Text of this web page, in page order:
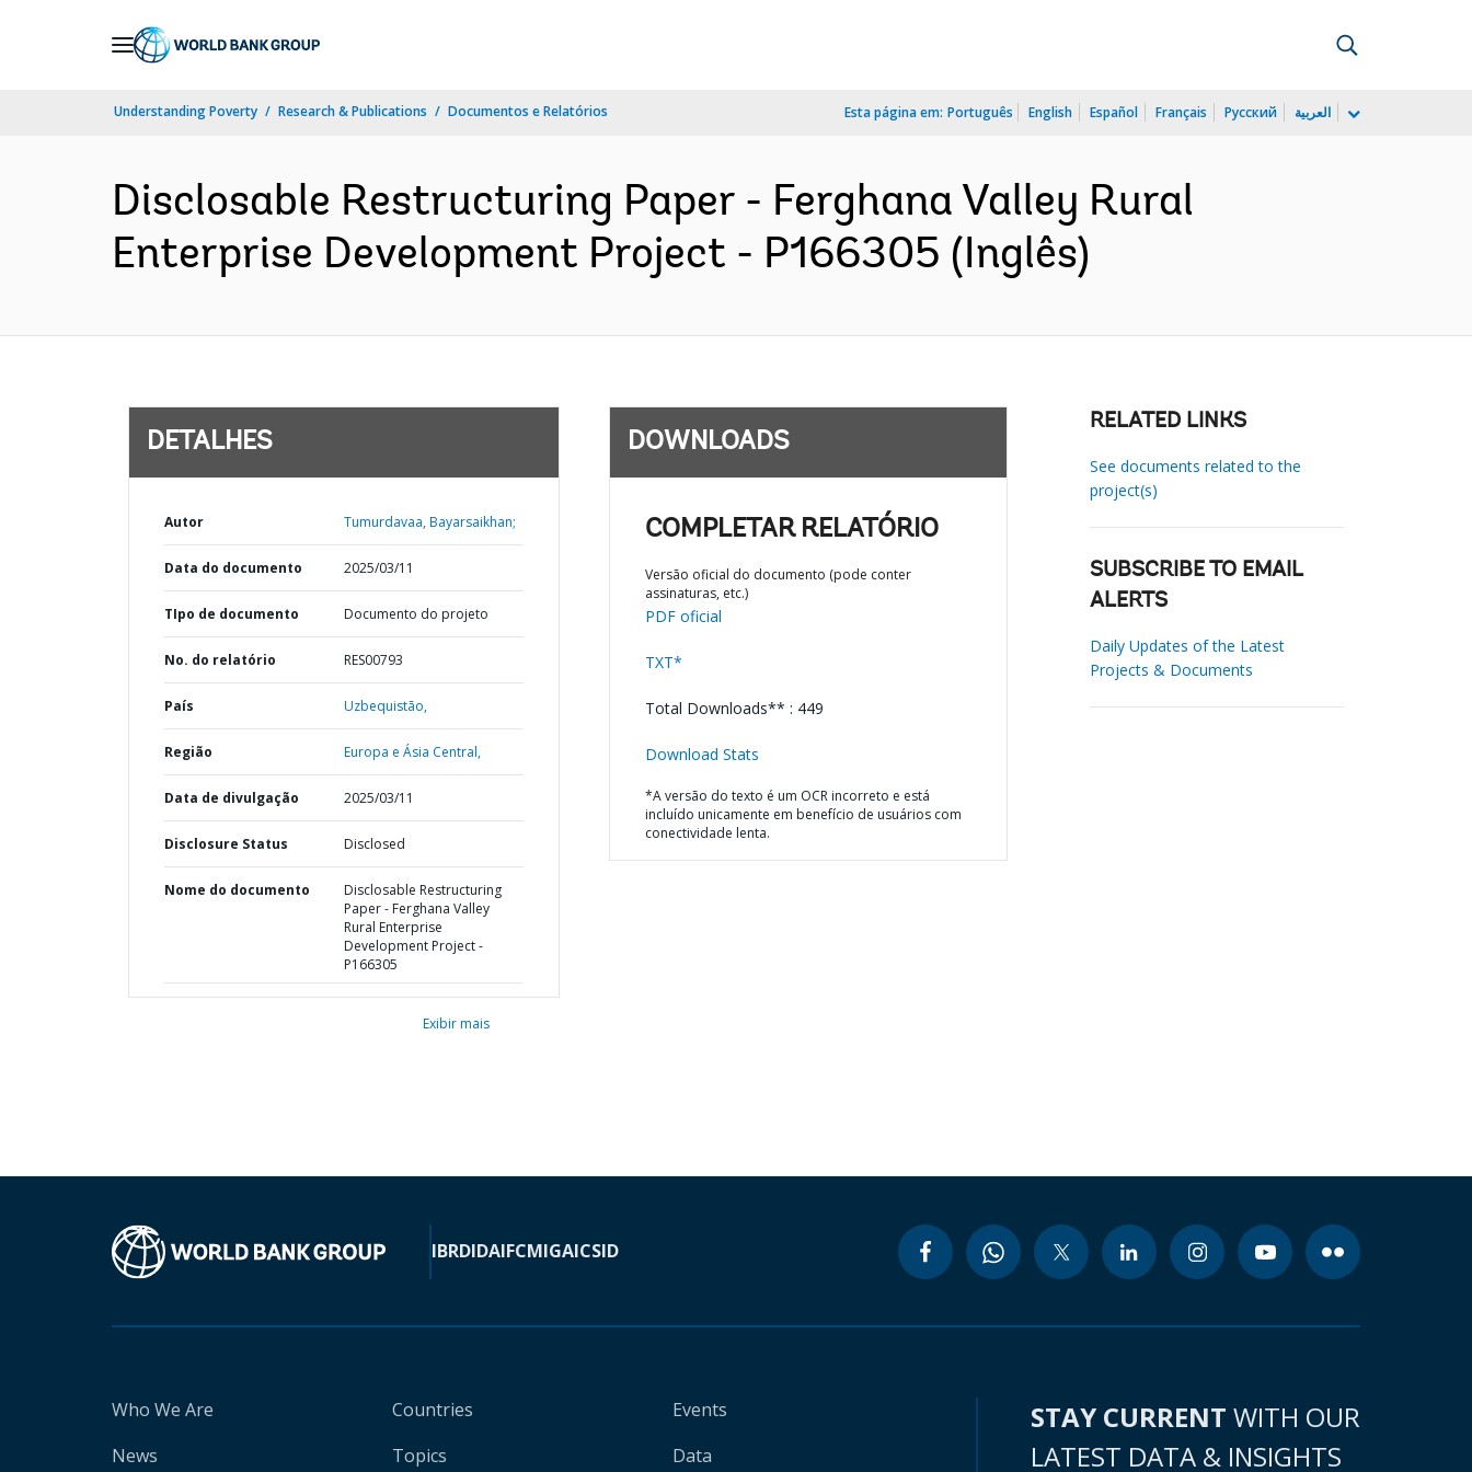
Understanding Poverty Research & Publications Documentos e Relatórios Esta página em: Português English Español Français Русский العربية
Disclosable Restructuring Paper - Ferghana Valley Rural
Enterprise Development Project - P166305 (Inglês)
DETALHES
Autor Tumurdavaa, Bayarsaikhan;
Data do documento 2025/03/11
TIpo de documento Documento do projeto
No. do relatório RES00793
País Uzbequistão,
Região Europa e Ásia Central,
Data de divulgação 2025/03/11
Disclosure Status Disclosed
Nome do documento
Disclosable Restructuring
Paper - Ferghana Valley
Rural Enterprise
Development Project -
P166305
Exibir mais
DOWNLOADS
COMPLETAR RELATÓRIO
Versão oficial do documento (pode conter
assinaturas, etc.)
PDF oficial
TXT*
Total Downloads** : 449
Download Stats
*A versão do texto é um OCR incorreto e está
incluído unicamente em benefício de usuários com
conectividade lenta.
RELATED LINKS
See documents related to the
project(s)
SUBSCRIBE TO EMAIL
ALERTS
Daily Updates of the Latest
Projects & Documents
IBRDIDAIFCMIGAICSID
Who We Are
News
Countries
Topics
Events
Data
STAY CURRENT WITH OUR
LATEST DATA & INSIGHTS